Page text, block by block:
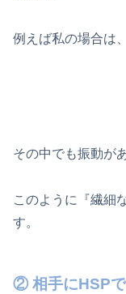
例えば私の場合は
その中でも振動が
このように『繊細
す。
② 相手にHSP